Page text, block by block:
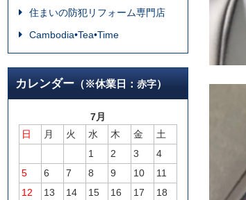
住まいの防犯リフォーム専門店
Cambodia•Tea•Time
カレンダー （※休業日： 赤字）
7月
日
月 火 水 木 金
土
1
2 3
4
5
6 7 8 9 10
11
12
13 14 15 16 17 18